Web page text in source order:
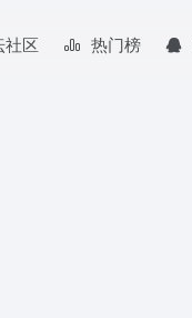
社区 热门榜